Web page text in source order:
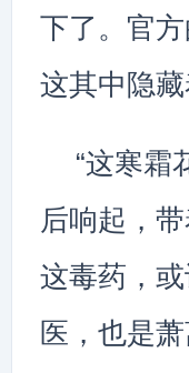
下了。官
这其中隐藏
“这寒霜
后响起，
这毒药，
医，也是